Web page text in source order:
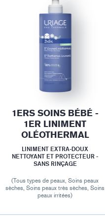
1ERS SOINS BÉBÉ -
1ER LINIMENT
OLÉOTHERMAL
LINIMENT EXTRA-DOUX
NETTOYANT ET PROTECTEUR -
SANS RINÇAGE
(Tous types de peaux, Soins peaux
sèches, Soins peaux très sèches, Soins
peaux irritées)